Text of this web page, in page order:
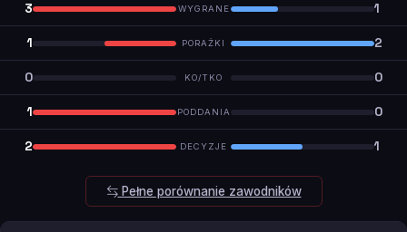
3 WYGRANE 1
1 PORAŻKI 2
0 KO/TKO 0
1 PODDANIA 0
2 DECYZJE 1
Pełne porównanie zawodników